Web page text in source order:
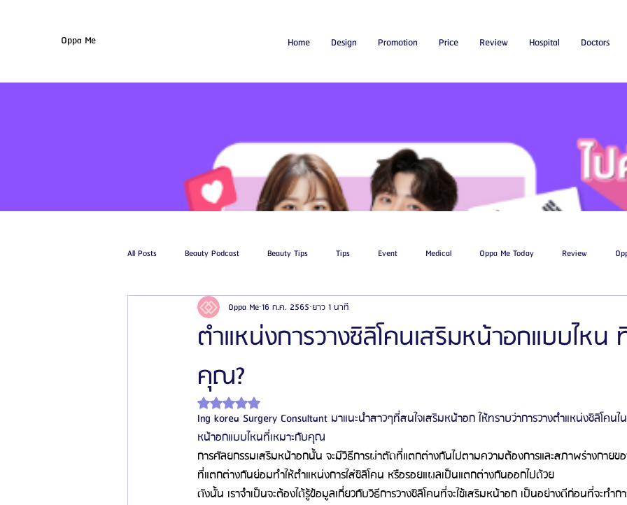
Home Design Promotion Price Review Hospital Doctors
Oppa Me
All Posts Beauty Podcast Beauty Tips Tips Event Medical Oppa Me Today Review
รีวิวศัลยกรรมฉีดไขมัน รีวิวศัลยกรรมดูดไขมัน
โรงพยาบาลศัลยกรรมเฟรช
รีวิวศัลยกรรมผู้ชาย โรงพยาบาลศัลยกรรมมาอิน โรงพยาบาลศัลยกรรมนานะ โรงพยาบาลศัลยกรรมรูบี
ข่าวสารศัลยกรรมเกาหลี รีวิวดูดไขมัน รีวิวดูดไขมันหน้า รีวิวดูดไขมันเหนียง
ตำแหน่งการวางซิลิโคนเสริมหน้าอกแบบไหน
คุณ?
Oppa Me 16 ก.ค. 2565 ยาว 1 นาที
ได้รับ NaN เต็ม 5 ดาว
Ing korea Surgery Consultant มาแนะนำสาวๆที่สนใจเสริมหน้าอก ให้ทราบว่าการวางตำแหน่งซิลิโคน
หน้าอกแบบไหนที่เหมาะกับคุณ
การศัลยกรรมเสริมหน้าอกนั้น จะมีวิธีการผ่าตัดที่แตกต่างกันไปตามความต้องการและสภาพร่างกายข
ที่แตกต่างกันย่อมทำให้ตำแหน่งการใส่ซิลิโคน หรือรอยแผลเป็นแตกต่างกันออกไปด้วย
ดังนั้น เราจำเป็นจะต้องได้รู้ข้อมูลเกี่ยวกับวิธีการวางซิลิโคนที่จะใช้เสริมหน้าอก เป็นอย่างดีก่อนที่จะทำก